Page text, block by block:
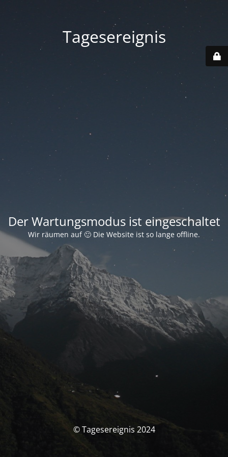
Tagesereignis
Der Wartungsmodus ist eingeschaltet
Wir räumen auf 🙂 Die Website ist so lange offline.
© Tagesereignis 2024